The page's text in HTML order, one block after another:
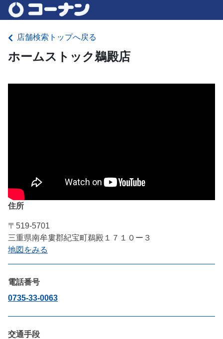
店舗検索トップへ戻る
ホームストック鵜殿店
住所
〒519-5701
三重県南牟婁郡紀宝町鵜殿１７１０ー３
地図をみる
電話番号
0735-33-0063
交通手段